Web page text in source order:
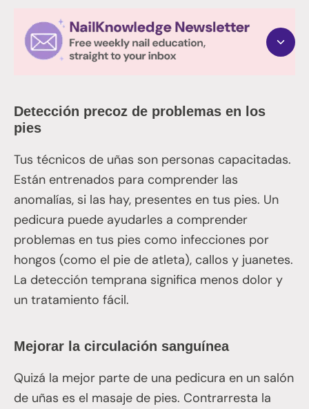
Detección precoz de problemas en los
pies
Tus técnicos de uñas son personas capacitadas.
Están entrenados para comprender las
anomalías, si las hay, presentes en tus pies. Un
pedicura puede ayudarles a comprender
problemas en tus pies como infecciones por
hongos (como el pie de atleta), callos y juanetes.
La detección temprana significa menos dolor y
un tratamiento fácil.
Mejorar la circulación sanguínea
Quizá la mejor parte de una pedicura en un salón
de uñas es el masaje de pies. Contrarresta la